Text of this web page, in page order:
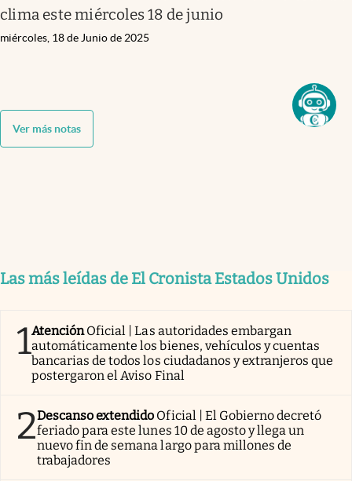
clima este miércoles 18 de junio
miércoles, 18 de Junio de 2025
Ver más notas
Las más leídas de El Cronista Estados Unidos
1AtenciónOficial | Las autoridades embargan
automáticamente los bienes, vehículos y cuentas
bancarias de todos los ciudadanos y extranjeros que
postergaron el Aviso Final
2Descanso extendido Oficial | El Gobierno decretó
feriado para este lunes 10 de agosto y llega un
nuevo fin de semana largo para millones de
trabajadores